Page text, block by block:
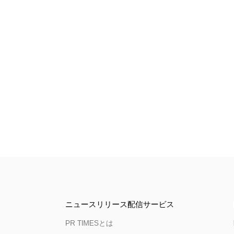
ニュースリリース配信サービス
PR TIMESとは